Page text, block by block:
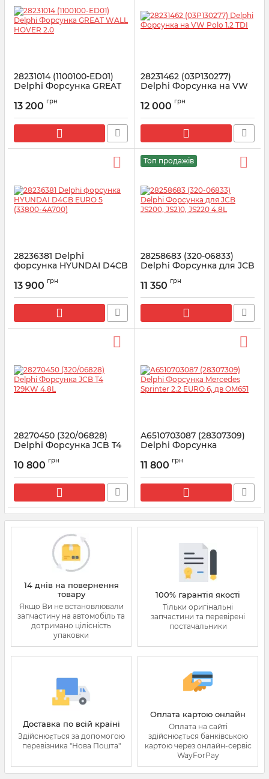
28231014 (1100100-ED01)
Delphi Форсунка GREAT
Артикул: 28231014
13 200 грн
28231462 (03P130277)
Delphi Форсунка на VW
Артикул: 28231462
12 000 грн
28236381 Delphi
форсунка HYUNDAI D4CB
Артикул: 28236381
13 900 грн
Топ продажів
28258683 (320-06833)
Delphi Форсунка для JCB
Артикул: 28258683
11 350 грн
28270450 (320/06828)
Delphi Форсунка JCB T4
Артикул: 28270450
10 800 грн
A6510703087 (28307309)
Delphi Форсунка
EURO 6, дв OM651
Артикул: 28307309
11 800 грн
14 днів на повернення
товару
Якщо Ви не встановлювали
запчастину на автомобіль та
дотримано цілісність
упаковки
100% гарантія якості
Тільки оригінальні
запчастини та перевірені
постачальники
Доставка по всій країні
Здійснюється за допомогою
перевізника "Нова Пошта"
Оплата картою онлайн
Оплата на сайті
здійснюється банківською
картою через онлайн-сервіс
WayForPay